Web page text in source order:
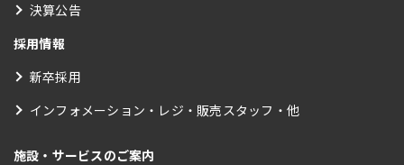
決算公告
採用情報
新卒採用
インフォメーション・レジ・販売スタッフ・他
施設・サービスのご案内